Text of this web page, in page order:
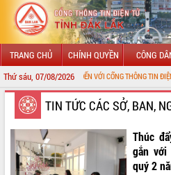
TRANG CHỦ CHÍNH QUYỀN CÔNG
Thứ sáu, 07/08/2026
MỪNG ĐẾN VỚI CỔNG THÔNG TIN ĐIỆN TỬ TỈNH ĐẮK
GIỚI THIỆU
LÃNH ĐẠO UBND TỈNH
TIN TỨC SỰ KIỆN
TIN TỨC CÁC SỞ, BAN,
Thúc
gắn với
quý 2